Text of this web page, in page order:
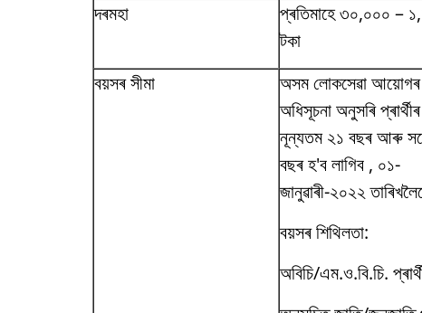
দৰমহা
প্ৰতিমাহে ৩০,০০০ –
টকা
বয়সৰ সীমা
অসম লোকসেৱা আয়োগৰ
অধিসূচনা অনুসৰি
নূন্যতম ২১ বছৰ আৰু
বছৰ হ'ব লাগিব , ০১-
জানুৱাৰী-২০২২
বয়সৰ শিথিলতা:
অবিচি/এম.ও.বি.চি.